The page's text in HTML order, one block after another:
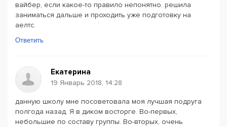
вайбер, если какое-то правило непонятно. решила
заниматься дальше и проходить уже подготовку на
аелтс.
Ответить
Екатерина
19 Январь 2018, 14:28
данную школу мне посоветовала моя лучшая подруга
полгода назад. Я в диком восторге. Во-первых,
небольшие по составу группы. Во-вторых, очень